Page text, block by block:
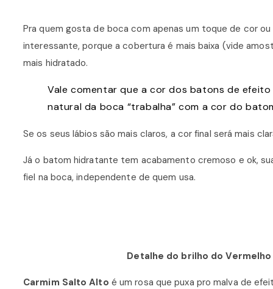
Pra quem gosta de boca com apenas um toque de cor
interessante, porque a cobertura é mais baixa (vide
mais hidratado.
Vale comentar que a cor dos batons de
natural da boca “trabalha” com a cor do
Se os seus lábios são mais claros, a cor final será mais
Já o batom hidratante tem acabamento cremoso e ok,
fiel na boca, independente de quem usa.
Detalhe do brilho do
Carmim Salto Alto é um rosa que puxa pro malva de